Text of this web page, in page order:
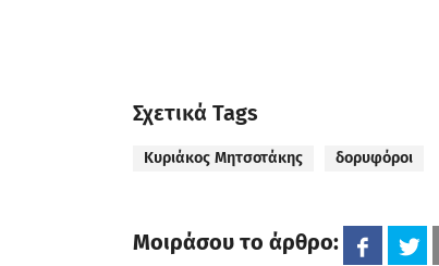
Σχετικά Tags
Κυριάκος Μητσοτάκης δορυφόροι
Μοιράσου το άρθρο: